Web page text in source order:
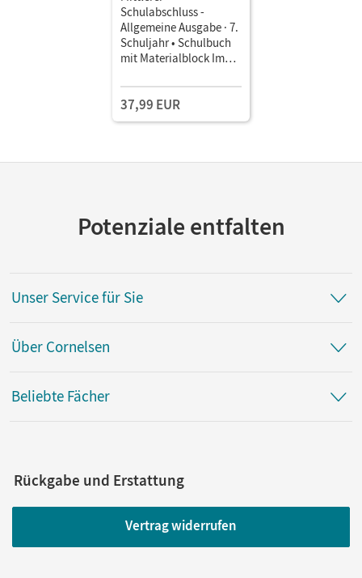
Schulabschluss -
Allgemeine Ausgabe · 7.
Schuljahr • Schulbuch
mit Materialblock Im
37,99 EUR
Potenziale entfalten
Unser Service für Sie
Über Cornelsen
Beliebte Fächer
Rückgabe und Erstattung
Vertrag widerrufen